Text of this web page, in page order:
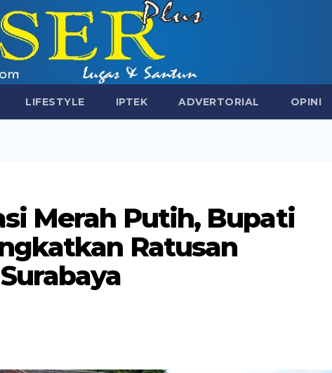
LIFESTYLE IPTEK ADVERTORIAL OPINI
Merah Putih, Bupati
Ratusan